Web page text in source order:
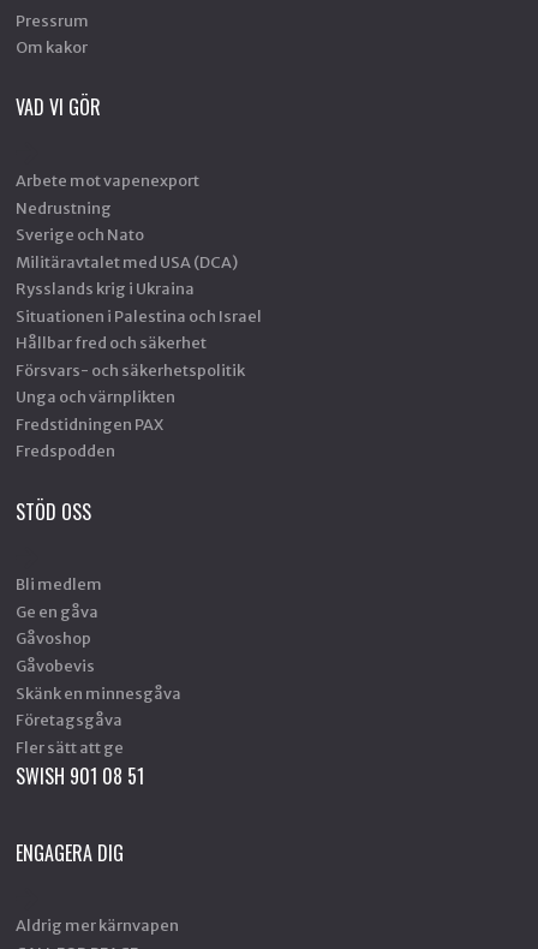
Pressrum
Om kakor
VAD VI GÖR
Arbete mot vapenexport
Nedrustning
Sverige och Nato
Militäravtalet med USA (DCA)
Rysslands krig i Ukraina
Situationen i Palestina och Israel
Hållbar fred och säkerhet
Försvars- och säkerhetspolitik
Unga och värnplikten
Fredstidningen PAX
Fredspodden
STÖD OSS
Bli medlem
Ge en gåva
Gåvoshop
Gåvobevis
Skänk en minnesgåva
Företagsgåva
Fler sätt att ge
SWISH 901 08 51
ENGAGERA DIG
Aldrig mer kärnvapen